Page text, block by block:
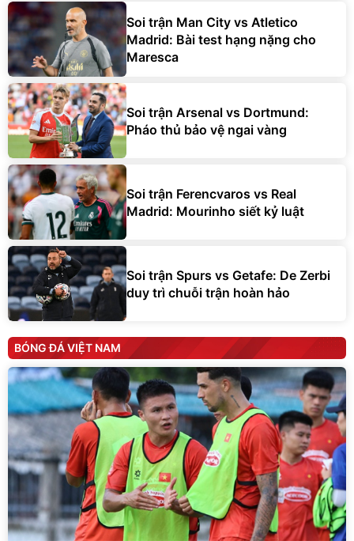
Soi trận Man City vs Atletico
Madrid: Bài test hạng nặng cho
Maresca
Soi trận Arsenal vs Dortmund:
Pháo thủ bảo vệ ngai vàng
Soi trận Ferencvaros vs Real
Madrid: Mourinho siết kỷ luật
Soi trận Spurs vs Getafe: De Zerbi
duy trì chuỗi trận hoàn hảo
BÓNG ĐÁ VIỆT NAM